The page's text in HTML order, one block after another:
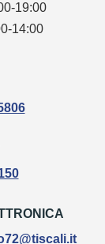
19:00
14:00